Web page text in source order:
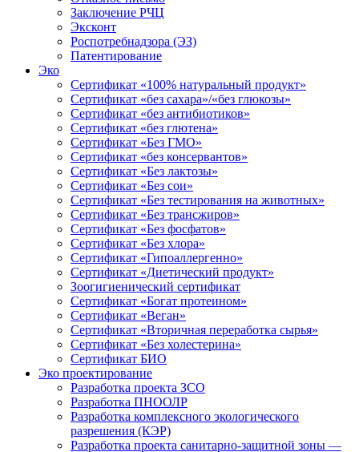
Заключение РЧЦ
Эксконт
Роспотребнадзора (ЭЗ)
Патентирование
Эко
Сертификат «100% натуральный продукт»
Сертификат «без сахара»/«без глюкозы»
Сертификат «без антибиотиков»
Сертификат «без глютена»
Сертификат «Без ГМО»
Сертификат «без консервантов»
Сертификат «Без лактозы»
Сертификат «Без сои»
Сертификат «Без тестирования на животных»
Сертификат «Без трансжиров»
Сертификат «Без фосфатов»
Сертификат «Без хлора»
Сертификат «Гипоаллергенно»
Сертификат «Диетический продукт»
Зоогигиенический сертификат
Сертификат «Богат протеином»
Сертификат «Веган»
Сертификат «Вторичная переработка сырья»
Сертификат «Без холестерина»
Сертификат БИО
Эко проектирование
Разработка проекта ЗСО
Разработка ПНООЛР
Разработка комплексного экологического
разрешения (КЭР)
Разработка проекта санитарно-защитной зоны —